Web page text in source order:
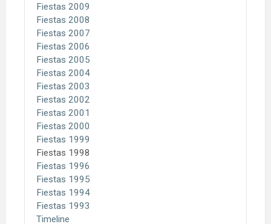
Fiestas 2009
Fiestas 2008
Fiestas 2007
Fiestas 2006
Fiestas 2005
Fiestas 2004
Fiestas 2003
Fiestas 2002
Fiestas 2001
Fiestas 2000
Fiestas 1999
Fiestas 1998
Fiestas 1996
Fiestas 1995
Fiestas 1994
Fiestas 1993
Timeline